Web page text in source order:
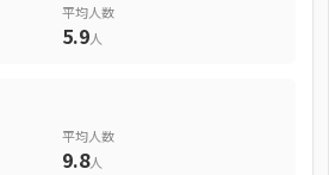
平均人数
5.9人
平均人数
9.8人